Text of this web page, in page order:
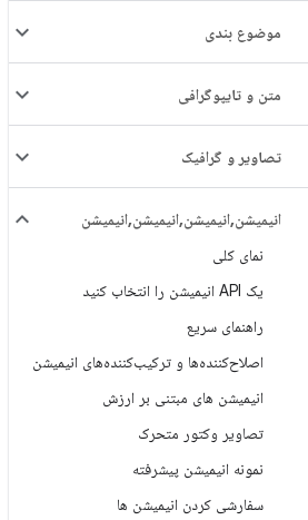
موضوع بندی
متن و تایپوگرافی
تصاویر و گرافیک
انیمیشن,انیمیشن,انیمیشن,انیمیشن
نمای کلی
یک API انیمیشن را انتخاب کنید
راهنمای سریع
اصلاح‌کننده‌ها و ترکیب‌کننده‌های انیمیشن
انیمیشن های مبتنی بر ارزش
تصاویر وکتور متحرک
نمونه انیمیشن پیشرفته
سفارشی کردن انیمیشن ها